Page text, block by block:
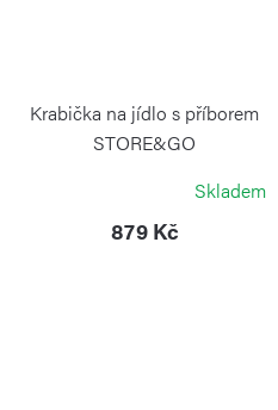
Krabička na jídlo s příborem
STORE&GO
Skladem
879 Kč